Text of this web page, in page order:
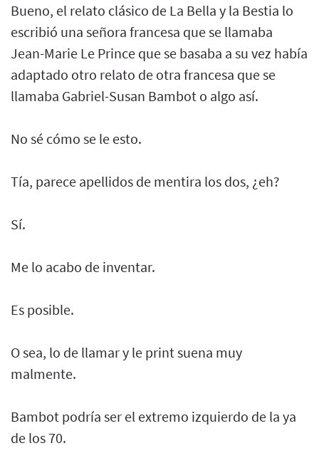
Bueno, el relato clásico de La Bella y la Bestia lo
escribió una señora francesa que se llamaba
Jean-Marie Le Prince que se basaba a su vez había
adaptado otro relato de otra francesa que se
llamaba Gabriel-Susan Bambot o algo así.
No sé cómo se le esto.
Tía, parece apellidos de mentira los dos, ¿eh?
Sí.
Me lo acabo de inventar.
Es posible.
O sea, lo de llamar y le print suena muy
malmente.
Bambot podría ser el extremo izquierdo de la ya
de los 70.